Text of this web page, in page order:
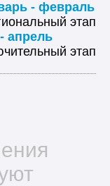
- февраль
этап
апрель
этап